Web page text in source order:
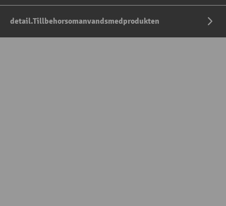
detail.Tillbehorsomanvandsmedprodukten